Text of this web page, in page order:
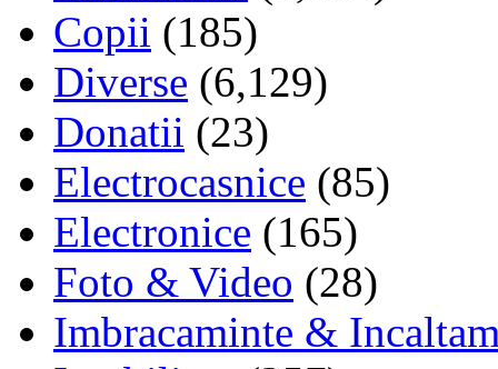
Copii (185)
Diverse (6,129)
Donatii (23)
Electrocasnice (85)
Electronice (165)
Foto & Video (28)
Imbracaminte &